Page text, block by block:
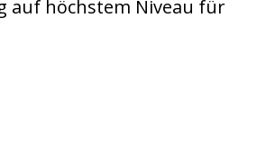
auf höchstem Niveau für